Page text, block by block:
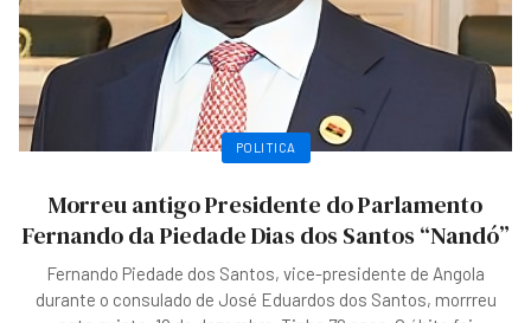
POLITICA
Morreu antigo Presidente do Parlamento
Fernando da Piedade Dias dos Santos “Nandó”
Fernando Piedade dos Santos, vice-presidente de Angola
durante o consulado de José Eduardos dos Santos, morrreu